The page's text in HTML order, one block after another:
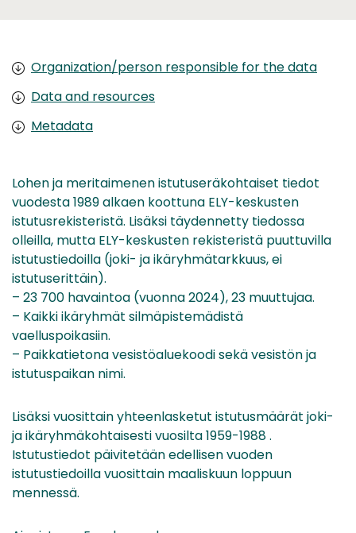
Organization/person responsible for the data
Data and resources
Metadata
Lohen ja meritaimenen istutuseräkohtaiset tiedot
vuodesta 1989 alkaen koottuna ELY-keskusten
istutusrekisteristä. Lisäksi täydennetty tiedossa
olleilla, mutta ELY-keskusten rekisteristä puuttuvilla
istutustiedoilla (joki- ja ikäryhmätarkkuus, ei
istutuserittäin).
– 23 700 havaintoa (vuonna 2024), 23 muuttujaa.
– Kaikki ikäryhmät silmäpistemädistä
vaelluspoikasiin.
– Paikkatietona vesistöaluekoodi sekä vesistön ja
istutuspaikan nimi.
Lisäksi vuosittain yhteenlasketut istutusmäärät joki-
ja ikäryhmäkohtaisesti vuosilta 1959-1988 .
Istutustiedot päivitetään edellisen vuoden
istutustiedoilla vuosittain maaliskuun loppuun
mennessä.